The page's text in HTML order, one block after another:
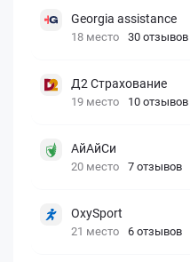
Georgia assistance
18 место 30 отзывов
Д2 Страхование
19 место 10 отзывов
АйАйСи
20 место 7 отзывов
OxySport
21 место 6 отзывов